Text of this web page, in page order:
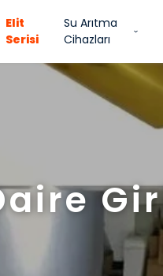
Elit
Serisi
Su Arıtma
Cihazları